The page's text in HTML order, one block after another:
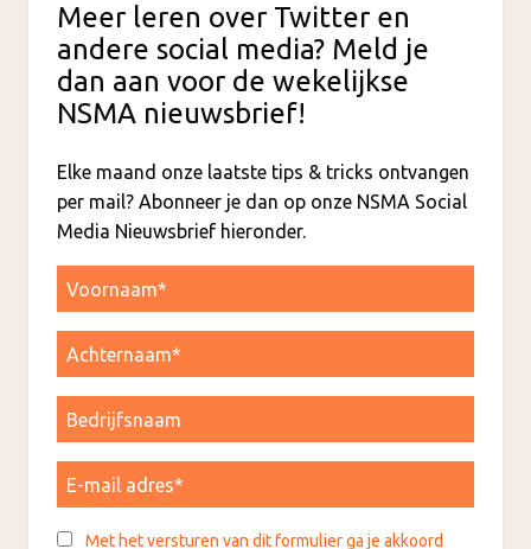
Meer leren over Twitter en
andere social media? Meld je
dan aan voor de wekelijkse
NSMA nieuwsbrief!
Elke maand onze laatste tips & tricks ontvangen
per mail? Abonneer je dan op onze NSMA Social
Media Nieuwsbrief hieronder.
Met het versturen van dit formulier ga je akkoord